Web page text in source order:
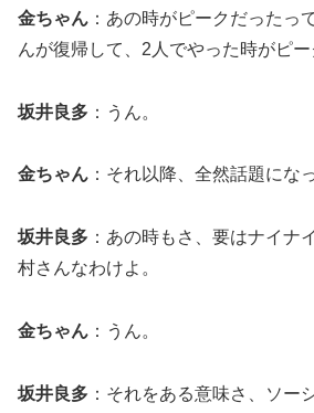
金ちゃん ：あの時がピークだったっ
んが復帰して、2人でやった時がピー
坂井良多 ：うん。
金ちゃん ：それ以降、全然話題にな
坂井良多 ：あの時もさ、要はナイナ
村さんなわけよ。
金ちゃん ：うん。
坂井良多 ：それをある意味さ、ソー